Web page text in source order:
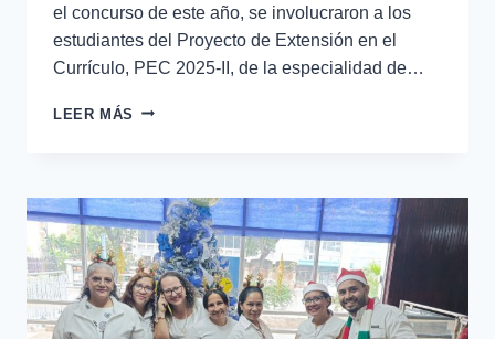
el concurso de este año, se involucraron a los
estudiantes del Proyecto de Extensión en el
Currículo, PEC 2025-II, de la especialidad de…
LEER MÁS